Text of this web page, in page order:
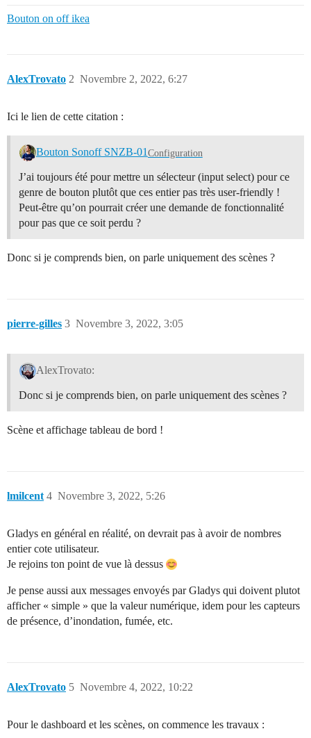
Bouton on off ikea
AlexTrovato Novembre 2, 2022, 6:27
2
Ici le lien de cette citation :
Bouton Sonoff SNZB-01 Configuration
J’ai toujours été pour mettre un sélecteur (input select) pour ce
genre de bouton plutôt que ces entier pas très user-friendly !
Peut-être qu’on pourrait créer une demande de fonctionnalité
pour pas que ce soit perdu ?
Donc si je comprends bien, on parle uniquement des scènes ?
pierre-gilles Novembre 3, 2022, 3:05
3
AlexTrovato:
Donc si je comprends bien, on parle uniquement des scènes ?
Scène et affichage tableau de bord !
lmilcent Novembre 3, 2022, 5:26
4
Gladys en général en réalité, on devrait pas à avoir de nombres
entier cote utilisateur.
Je rejoins ton point de vue là dessus
Je pense aussi aux messages envoyés par Gladys qui doivent plutot
afficher « simple » que la valeur numérique, idem pour les capteurs
de présence, d’inondation, fumée, etc.
AlexTrovato Novembre 4, 2022, 10:22
5
Pour le dashboard et les scènes, on commence les travaux :